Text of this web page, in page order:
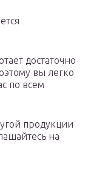
достаточно
вы легко
по всем
продукции
на